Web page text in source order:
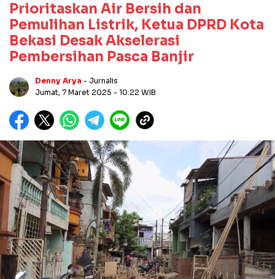
Prioritaskan Air Bersih dan
Pemulihan Listrik, Ketua DPRD Kota
Bekasi Desak Akselerasi
Pembersihan Pasca Banjir
Denny Arya - Jurnalis
Jumat, 7 Maret 2025 - 10:22 WIB